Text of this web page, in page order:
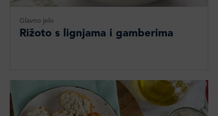
Glavno jelo
Rižoto s lignjama i gamberima